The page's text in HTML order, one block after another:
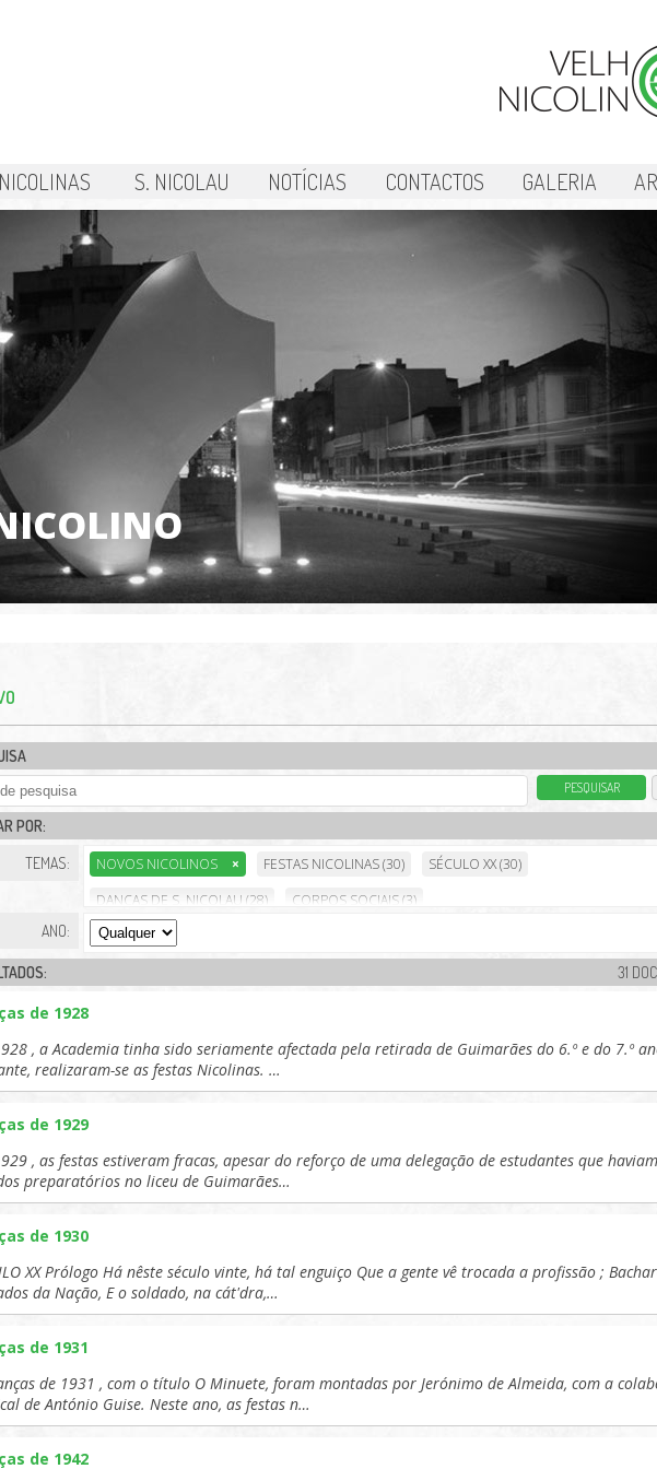
S. NICOLAU NOTÍCIAS CONTACTOS GALERIA
POR:
TEMAS:
NOVOS NICOLINOS × FESTAS NICOLINAS (30)
SÉCULO XX (30)
DANÇAS DE S. NICOLAU (28)
CORPOS SOCIAIS (3)
ANO:
31
de 1928
, a Academia tinha sido seriamente afectada pela retirada de Guimarães do 6.º e do 7.º
realizaram-se as festas Nicolinas. …
de 1929
, as festas estiveram fracas, apesar do reforço de uma delegação de estudantes que
preparatórios no liceu de Guimarães…
de 1930
XX Prólogo Há nêste século vinte, há tal enguiço Que a gente vê trocada a profissão ;
da Nação, E o soldado, na cát'dra,…
de 1931
de 1931 , com o título O Minuete, foram montadas por Jerónimo de Almeida, com a
de António Guise. Neste ano, as festas n…
de 1942